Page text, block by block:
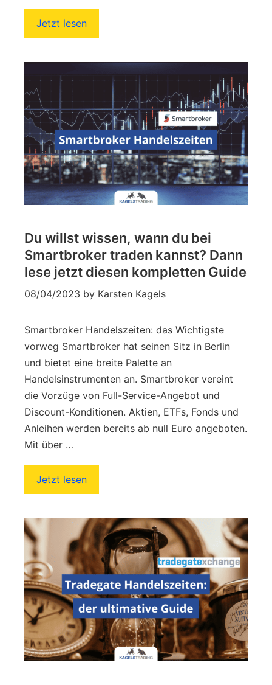
Jetzt lesen
Du willst wissen, wann du bei
Smartbroker traden kannst? Dann
lese jetzt diesen kompletten Guide
08/04/2023 by Karsten Kagels
Smartbroker Handelszeiten: das Wichtigste
vorweg Smartbroker hat seinen Sitz in Berlin
und bietet eine breite Palette an
Handelsinstrumenten an. Smartbroker vereint
die Vorzüge von Full-Service-Angebot und
Discount-Konditionen. Aktien, ETFs, Fonds und
Anleihen werden bereits ab null Euro angeboten.
Mit über …
Jetzt lesen